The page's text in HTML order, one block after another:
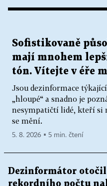
Sofistikovaně
mají mnohem
tón. Vítejte v éře
Jsou dezinformace
„hloupé“ a snadno je
nesympatičtí lidé, kteří si
se mění.
5. 8. 2026 ▪ 5 min. čtení
Dezinformátor
rekordního počtu